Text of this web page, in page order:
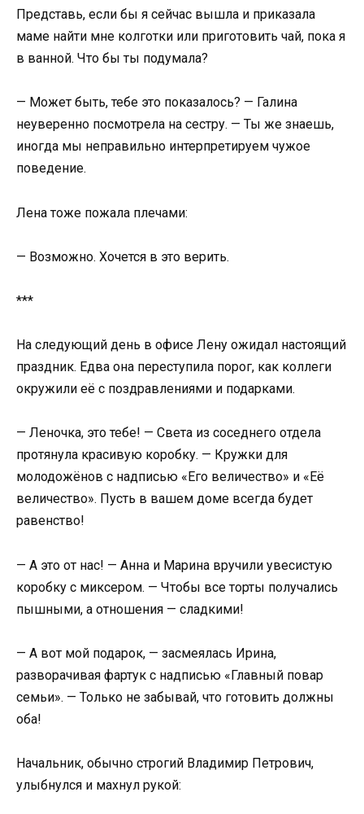
Представь, если бы я сейчас вышла и приказала
маме найти мне колготки или приготовить чай, пока я
в ванной. Что бы ты подумала?
— Может быть, тебе это показалось? — Галина
неуверенно посмотрела на сестру. — Ты же знаешь,
иногда мы неправильно интерпретируем чужое
поведение.
Лена тоже пожала плечами:
— Возможно. Хочется в это верить.
***
На следующий день в офисе Лену ожидал настоящий
праздник. Едва она переступила порог, как коллеги
окружили её с поздравлениями и подарками.
— Леночка, это тебе! — Света из соседнего отдела
протянула красивую коробку. — Кружки для
молодожёнов с надписью «Его величество» и «Её
величество». Пусть в вашем доме всегда будет
равенство!
— А это от нас! — Анна и Марина вручили увесистую
коробку с миксером. — Чтобы все торты получались
пышными, а отношения — сладкими!
— А вот мой подарок, — засмеялась Ирина,
разворачивая фартук с надписью «Главный повар
семьи». — Только не забывай, что готовить должны
оба!
Начальник, обычно строгий Владимир Петрович,
улыбнулся и махнул рукой: